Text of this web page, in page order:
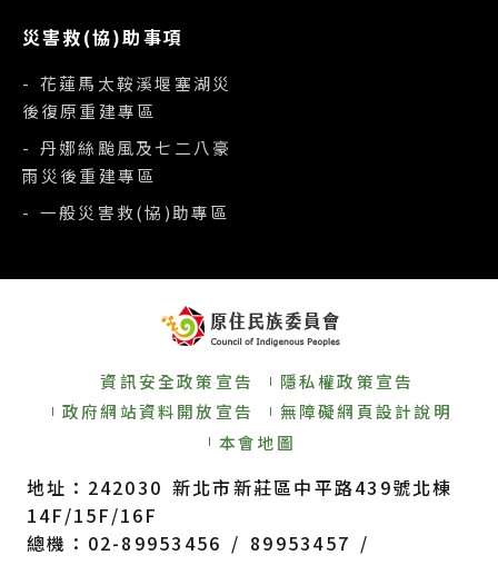
災害救(協)助事項
- 花蓮馬太鞍溪堰塞湖災
後復原重建專區
- 丹娜絲颱風及七二八豪
雨災後重建專區
- 一般災害救(協)助專區
資訊安全政策宣告
隱私權政策宣告
政府網站資料開放宣告
無障礙網頁設計說明
本會地圖
地址：242030 新北市新莊區中平路439號北棟
14F/15F/16F
總機：02-89953456 / 89953457 /